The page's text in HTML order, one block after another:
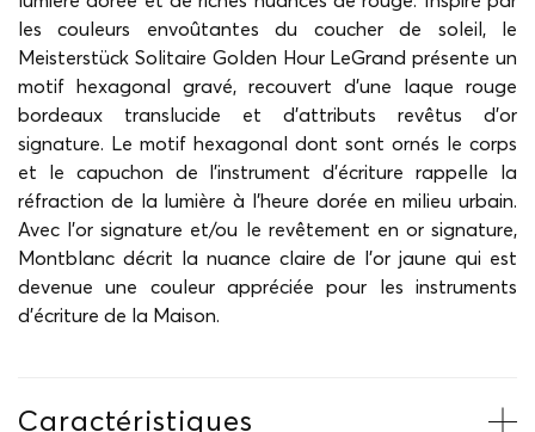
les couleurs envoûtantes du coucher de soleil, le
Meisterstück Solitaire Golden Hour LeGrand présente un
motif hexagonal gravé, recouvert d'une laque rouge
bordeaux translucide et d'attributs revêtus d’or
signature. Le motif hexagonal dont sont ornés le corps
et le capuchon de l'instrument d'écriture rappelle la
réfraction de la lumière à l’heure dorée en milieu urbain.
Avec l'or signature et/ou le revêtement en or signature,
Montblanc décrit la nuance claire de l'or jaune qui est
devenue une couleur appréciée pour les instruments
d'écriture de la Maison.
Caractéristiques